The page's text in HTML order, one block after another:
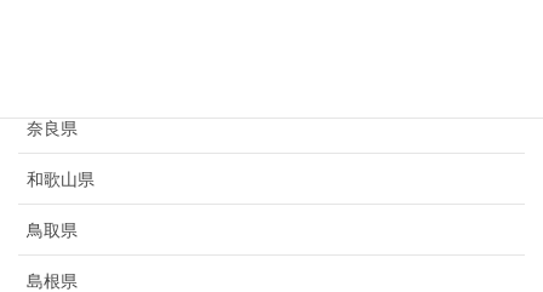
奈良県
和歌山県
鳥取県
島根県